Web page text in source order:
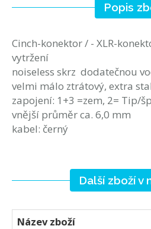
Popis
Cinch-konektor / - XLR-
vytržení
noiseless skrz dodatečnou
velmi málo ztrátový, extra
zapojení: 1+3 =zem, 2= Tip/
vnější průměr ca. 6,0 mm
kabel: černý
Další zboží v
Název zboží